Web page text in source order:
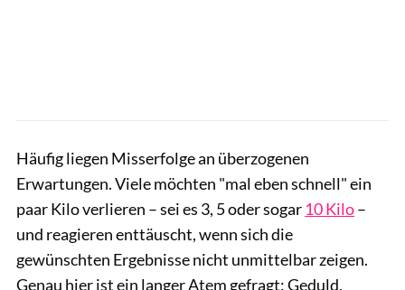
Häufig liegen Misserfolge an überzogenen
Erwartungen. Viele möchten "mal eben schnell" ein
paar Kilo verlieren – sei es 3, 5 oder sogar 10 Kilo–
und reagieren enttäuscht, wenn sich die
gewünschten Ergebnisse nicht unmittelbar zeigen.
Genau hier ist ein langer Atem gefragt: Geduld,